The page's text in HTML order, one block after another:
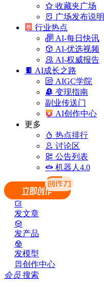
收藏夹广场
广场发布说明
行业热点
AI-每日快讯
AI-优选视频
AI-权威报告
AI成长之路
AIGC学院
变现指南
副业传送门
AI创作中心
更多
热点排行
讨论区
公告列表
机器人4.0
发文章
发产品
发模型
创作中心
会员 搜索